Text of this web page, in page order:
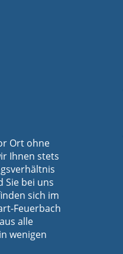
Ort ohne
Ihnen stets
Sie bei uns
sich im
Feuerbach
alle
wenigen